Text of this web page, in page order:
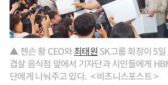
▲ 젠슨 황 CEO와최태원 SK그룹 회장이 5
겹살 음식점 앞에서 기자단과 시민들에게
단에게 나눠주고 있다. < 비즈니스포스트 >